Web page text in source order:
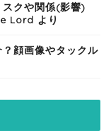
クや関係(影響)
Lord より
顔画像やタックル